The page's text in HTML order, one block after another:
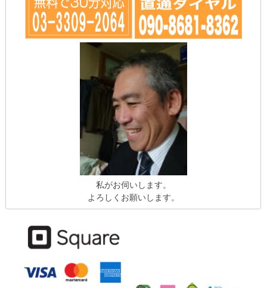
私がお伺いします。
よろしくお願いします。